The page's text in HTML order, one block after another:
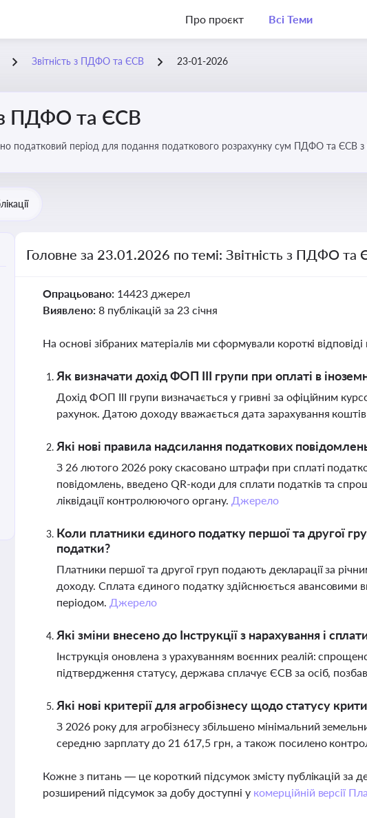
Про проєкт Всі Теми
Звітність з ПДФО та ЄСВ 23-01-2026
з ПДФО та ЄСВ
податковий період для подання податкового розрахунку сум ПДФО та ЄСВ з
Головне за 23.01.2026 по темі: Звітність з ПДФО та
Опрацьовано: 14423 джерел
Виявлено: 8 публікацій за 23 січня
На основі зібраних матеріалів ми сформували короткі
Як визначати дохід ФОП ІІІ групи при оплаті в
Дохід ФОП ІІІ групи визначається у гривні за офіційним
рахунок. Датою доходу вважається дата зарахування
Які нові правила надсилання податкових
З 26 лютого 2026 року скасовано штрафи при сплаті
повідомлень, введено QR-коди для сплати податків та
ліквідації контролюючого органу. Джерело
Коли платники єдиного податку першої та другої
податки?
Платники першої та другої груп подають декларації за
доходу. Сплата єдиного податку здійснюється авансовими
періодом. Джерело
Які зміни внесено до Інструкції з нарахування і
Інструкція оновлена з урахуванням воєнних реалій:
підтвердження статусу, держава сплачує ЄСВ за осіб,
Які нові критерії для агробізнесу щодо статусу
З 2026 року для агробізнесу збільшено мінімальний
середню зарплату до 21 617,5 грн, а також посилено
Кожне з питань — це короткий підсумок змісту публікацій
розширений підсумок за добу доступні у комерційній версії